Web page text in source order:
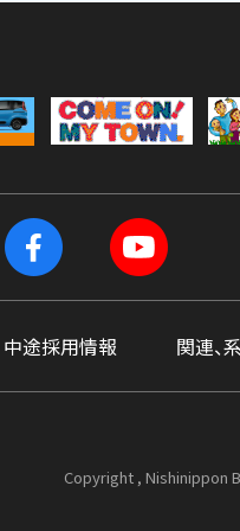
中途採用情報 関連、
Copyright , Nishinippon